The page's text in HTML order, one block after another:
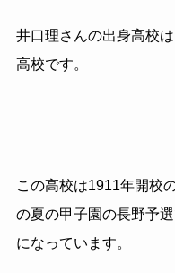
井口理さんの出身高校
高校です。
この高校は1911年開校
の夏の甲子園の長野予
になっています。